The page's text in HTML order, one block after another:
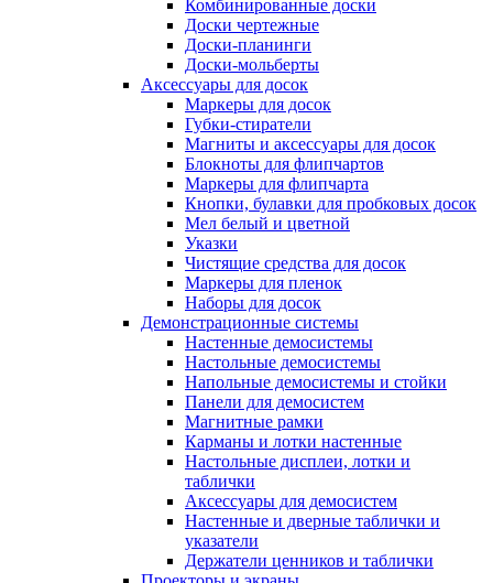
Комбинированные доски
Доски чертежные
Доски-планинги
Доски-мольберты
Аксессуары для досок
Маркеры для досок
Губки-стиратели
Магниты и аксессуары для досок
Блокноты для флипчартов
Маркеры для флипчарта
Кнопки, булавки для пробковых досок
Мел белый и цветной
Указки
Чистящие средства для досок
Маркеры для пленок
Наборы для досок
Демонстрационные системы
Настенные демосистемы
Настольные демосистемы
Напольные демосистемы и стойки
Панели для демосистем
Магнитные рамки
Карманы и лотки настенные
Настольные дисплеи, лотки и
таблички
Аксессуары для демосистем
Настенные и дверные таблички и
указатели
Держатели ценников и таблички